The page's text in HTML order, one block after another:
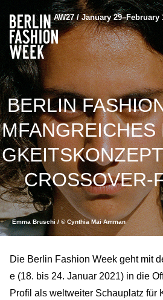
AW27 / January 29–February
BERLIN
MFANGREICHES
CROSSOVER-
Emma Bruschi / © Cynthia Mai Amman
Die Berlin Fashion Week geht mit
e (18. bis 24. Januar 2021) in die
Profil als weltweiter Schauplatz für